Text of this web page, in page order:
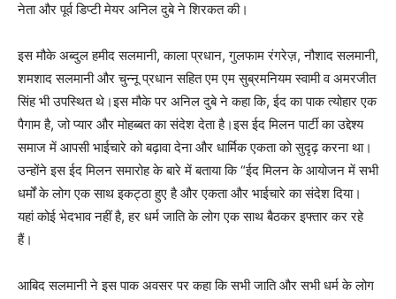
नेता और पूर्व डिप्टी मेयर अनिल दुबे ने शिरकत की।
इस मौके अब्दुल हमीद सलमानी, काला प्रधान, गुलफाम रंगरेज़, नौशाद सलमानी,
शमशाद सलमानी और चुन्नू प्रधान सहित एम एम सुब्रमनियम स्वामी व अमरजीत
सिंह भी उपस्थित थे।इस मौके पर अनिल दुबे ने कहा कि, ईद का पाक त्योहार एक
पैगाम है, जो प्यार और मोहब्बत का संदेश देता है।इस ईद मिलन पार्टी का उद्देश्य
समाज में आपसी भाईचारे को बढ़ावा देना और धार्मिक एकता को सुदृढ़ करना था।
उन्होंने इस ईद मिलन समारोह के बारे में बताया कि “ईद मिलन के आयोजन में सभी
धर्मों के लोग एक साथ इकट्ठा हुए है और एकता और भाईचारे का संदेश दिया।
यहां कोई भेदभाव नहीं है, हर धर्म जाति के लोग एक साथ बैठकर इफ्तार कर रहे
हैं।
आबिद सलमानी ने इस पाक अवसर पर कहा कि सभी जाति और सभी धर्म के लोग